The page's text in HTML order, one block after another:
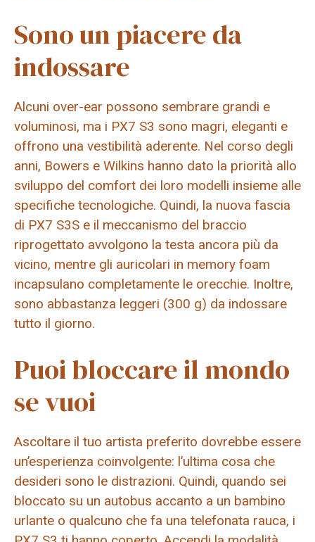
Sono un piacere da
indossare
Alcuni over-ear possono sembrare grandi e
voluminosi, ma i PX7 S3 sono magri, eleganti e
offrono una vestibilità aderente. Nel corso degli
anni, Bowers e Wilkins hanno dato la priorità allo
sviluppo del comfort dei loro modelli insieme alle
specifiche tecnologiche. Quindi, la nuova fascia
di PX7 S3S e il meccanismo del braccio
riprogettato avvolgono la testa ancora più da
vicino, mentre gli auricolari in memory foam
incapsulano completamente le orecchie. Inoltre,
sono abbastanza leggeri (300 g) da indossare
tutto il giorno.
Puoi bloccare il mondo
se vuoi
Ascoltare il tuo artista preferito dovrebbe essere
un’esperienza coinvolgente: l’ultima cosa che
desideri sono le distrazioni. Quindi, quando sei
bloccato su un autobus accanto a un bambino
urlante o qualcuno che fa una telefonata rauca, i